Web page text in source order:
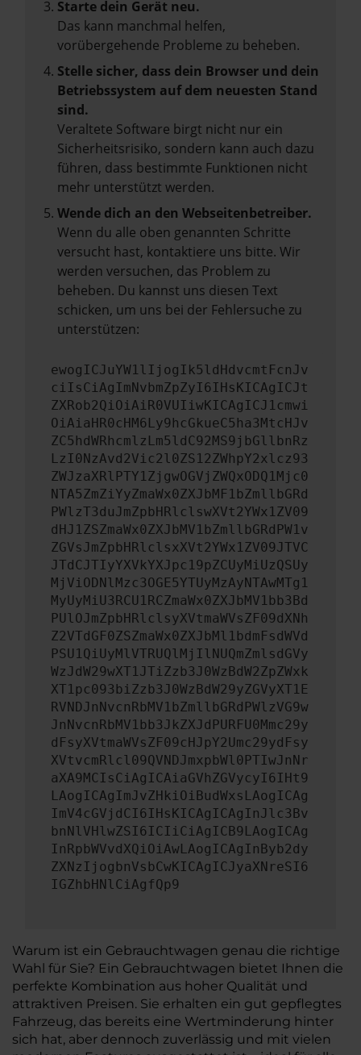
Starte dein Gerät neu.
Das kann manchmal helfen,
vorübergehende Probleme zu beheben.
Stelle sicher, dass dein Browser und dein
Betriebssystem auf dem neuesten Stand
sind.
Veraltete Software birgt nicht nur ein
Sicherheitsrisiko, sondern kann auch dazu
führen, dass bestimmte Funktionen nicht
mehr unterstützt werden.
Wende dich an den Webseitenbetreiber.
Wenn du alle oben genannten Schritte
versucht hast, kontaktiere uns bitte. Wir
werden versuchen, das Problem zu
beheben. Du kannst uns diesen Text
schicken, um uns bei der Fehlersuche zu
unterstützen:
ewogICJuYW1lIjogIk5ldHdvcmtFcnJv
ciIsCiAgImNvbmZpZyI6IHsKICAgICJt
ZXRob2QiOiAiR0VUIiwKICAgICJ1cmwi
OiAiaHR0cHM6Ly9hcGkueC5ha3MtcHJv
ZC5hdWRhcmlzLm5ldC92MS9jbGllbnRz
LzI0NzAvd2Vic2l0ZS12ZWhpY2xlcz93
ZWJzaXRlPTY1ZjgwOGVjZWQxODQ1Mjc0
NTA5ZmZiYyZmaWx0ZXJbMF1bZmllbGRd
PWlzT3duJmZpbHRlclswXVt2YWx1ZV09
dHJ1ZSZmaWx0ZXJbMV1bZmllbGRdPW1v
ZGVsJmZpbHRlclsxXVt2YWx1ZV09JTVC
JTdCJTIyYXVkYXJpc19pZCUyMiUzQSUy
MjViODNlMzc3OGE5YTUyMzAyNTAwMTg1
MyUyMiU3RCU1RCZmaWx0ZXJbMV1bb3Bd
PUlOJmZpbHRlclsyXVtmaWVsZF09dXNh
Z2VTdGF0ZSZmaWx0ZXJbMl1bdmFsdWVd
PSU1QiUyMlVTRUQlMjIlNUQmZmlsdGVy
WzJdW29wXT1JTiZzb3J0WzBdW2ZpZWxk
XT1pc093biZzb3J0WzBdW29yZGVyXT1E
RVNDJnNvcnRbMV1bZmllbGRdPWlzVG9w
JnNvcnRbMV1bb3JkZXJdPURFU0Mmc29y
dFsyXVtmaWVsZF09cHJpY2Umc29ydFsy
XVtvcmRlcl09QVNDJmxpbWl0PTIwJnNr
aXA9MCIsCiAgICAiaGVhZGVycyI6IHt9
LAogICAgImJvZHkiOiBudWxsLAogICAg
ImV4cGVjdCI6IHsKICAgICAgInJlc3Bv
bnNlVHlwZSI6ICIiCiAgICB9LAogICAg
InRpbWVvdXQiOiAwLAogICAgInByb2dy
ZXNzIjogbnVsbCwKICAgICJyaXNreSI6
IGZhbHNlCiAgfQp9
Warum ist ein Gebrauchtwagen genau die richtige
Wahl für Sie? Ein Gebrauchtwagen bietet Ihnen die
perfekte Kombination aus hoher Qualität und
attraktiven Preisen. Sie erhalten ein gut gepflegtes
Fahrzeug, das bereits eine Wertminderung hinter
sich hat, aber dennoch zuverlässig und mit vielen